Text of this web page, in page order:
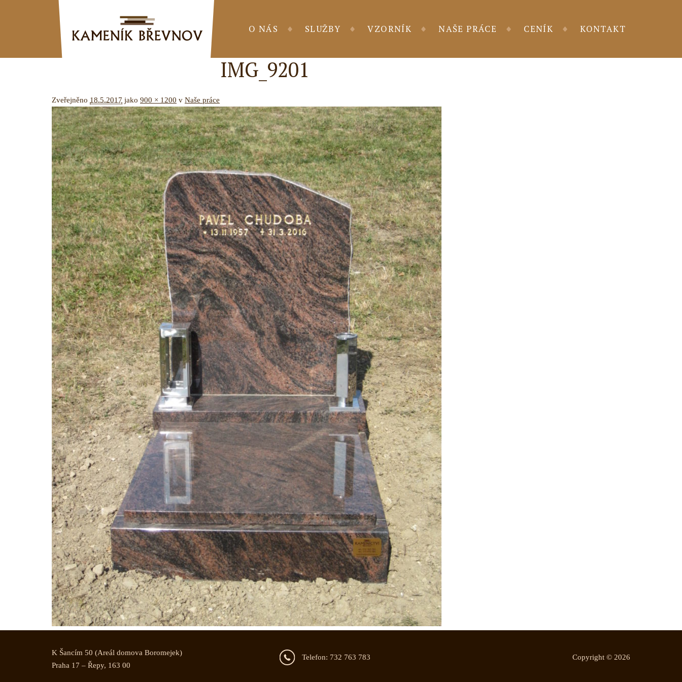
O NÁS SLUŽBY VZORNÍK NAŠE PRÁCE CENÍK KONTAKT
IMG_9201
Zveřejněno 18.5.2017 jako 900 × 1200 v Naše práce
K Šancím 50 (Areál domova Boromejek)
Praha 17 – Řepy, 163 00
Telefon: 732 763 783 Copyright © 2026